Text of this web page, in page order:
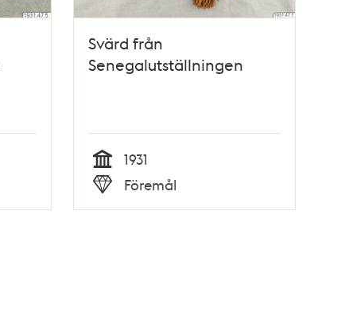
Svärd från
Senegalutställningen
Tid
1931
Typ
Föremål